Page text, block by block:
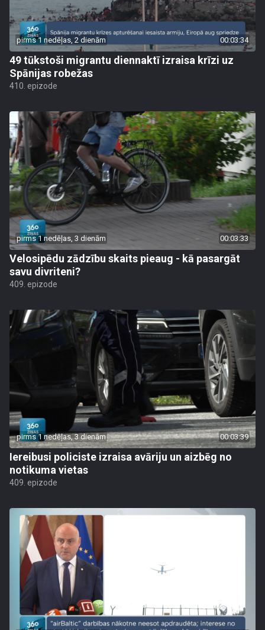
pirms 1 nedēļas, 2 dienām 00:03:34
49 tūkstoši migrantu diennaktī izraisa krīzi uz
Spānijas robežas
410. epizode
pirms 1 nedēļas, 3 dienām 00:03:33
Velosipēdu zādzību skaits pieaug - kā pasargāt
savu divriteni?
409. epizode
pirms 1 nedēļas, 3 dienām 00:03:39
Iereibusi policiste izraisa avāriju un aizbēg no
notikuma vietas
409. epizode